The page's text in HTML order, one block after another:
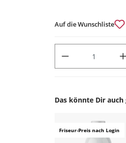
Auf die Wunschliste
Das könnte Dir auch
Friseur-Preis nach Login